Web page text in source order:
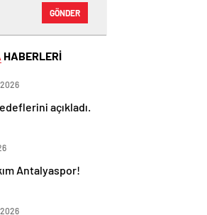
GÖNDER
HABERLERİ
açıkladı.
Antalyaspor!